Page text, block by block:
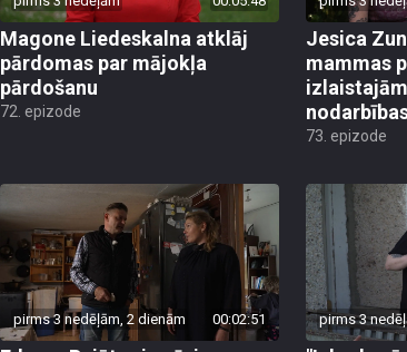
Magone Liedeskalna atklāj
pārdomas par mājokļa
pārdošanu
72. epizode
Jesica
mammas
73. epizode
pirms 3 nedēļām, 2 dienām 00:02:51 pirms 3